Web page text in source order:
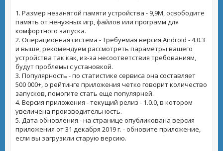
1. Размер незанятой памяти устройства - 9,9M, освободите
память от ненужных игр, файлов или программ для
комфортного запуска.
2. Операционная система - Требуемая версия Android - 4.0.3
и выше, рекомендуем рассмотреть параметры вашего
устройства так как, из-за несоответствия требованиям,
будут проблемы с установкой.
3. Популярность - по статистике сервиса она составляет
500 000+, о рейтинге приложения четко говорит количество
запусков, помогите стать еще популярней.
4. Версия приложения - текущий релиз - 1.0.0, в котором
увеличена производительность.
5. Дата обновления - на странице опубликована версия
приложения от 31 декабря 2019 г. - обновите приложение,
если вы загрузили старую версию.